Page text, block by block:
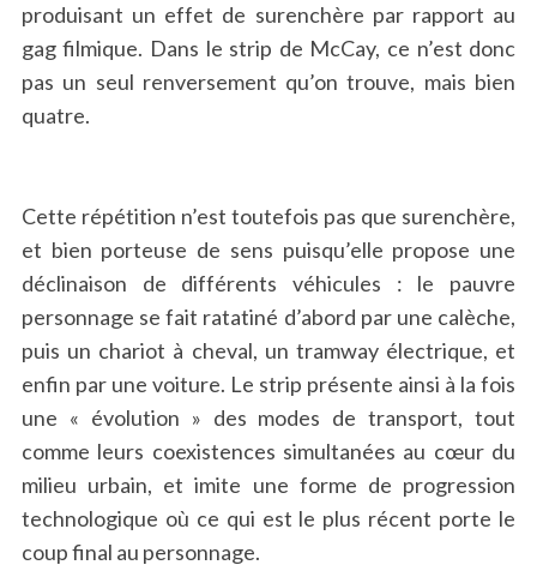
produisant un effet de surenchère par rapport au
gag filmique. Dans le strip de McCay, ce n’est donc
pas un seul renversement qu’on trouve, mais bien
quatre.
Cette répétition n’est toutefois pas que surenchère,
et bien porteuse de sens puisqu’elle propose une
déclinaison de différents véhicules : le pauvre
personnage se fait ratatiné d’abord par une calèche,
puis un chariot à cheval, un tramway électrique, et
enfin par une voiture. Le strip présente ainsi à la fois
une « évolution » des modes de transport, tout
comme leurs coexistences simultanées au cœur du
milieu urbain, et imite une forme de progression
technologique où ce qui est le plus récent porte le
coup final au personnage.